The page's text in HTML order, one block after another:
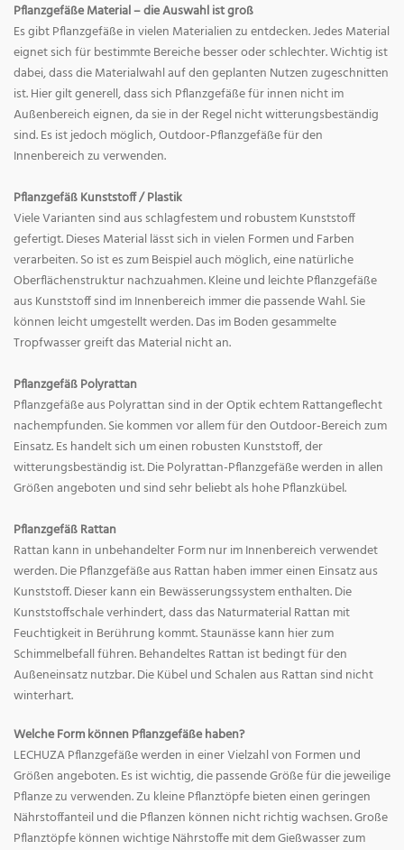
Pflanzgefäße Material – die Auswahl ist groß
Es gibt Pflanzgefäße in vielen Materialien zu entdecken. Jedes Material
eignet sich für bestimmte Bereiche besser oder schlechter. Wichtig ist
dabei, dass die Materialwahl auf den geplanten Nutzen zugeschnitten
ist. Hier gilt generell, dass sich Pflanzgefäße für innen nicht im
Außenbereich eignen, da sie in der Regel nicht witterungsbeständig
sind. Es ist jedoch möglich, Outdoor-Pflanzgefäße für den
Innenbereich zu verwenden.
Pflanzgefäß Kunststoff / Plastik
Viele Varianten sind aus schlagfestem und robustem Kunststoff
gefertigt. Dieses Material lässt sich in vielen Formen und Farben
verarbeiten. So ist es zum Beispiel auch möglich, eine natürliche
Oberflächenstruktur nachzuahmen. Kleine und leichte Pflanzgefäße
aus Kunststoff sind im Innenbereich immer die passende Wahl. Sie
können leicht umgestellt werden. Das im Boden gesammelte
Tropfwasser greift das Material nicht an.
Pflanzgefäß Polyrattan
Pflanzgefäße aus Polyrattan sind in der Optik echtem Rattangeflecht
nachempfunden. Sie kommen vor allem für den Outdoor-Bereich zum
Einsatz. Es handelt sich um einen robusten Kunststoff, der
witterungsbeständig ist. Die Polyrattan-Pflanzgefäße werden in allen
Größen angeboten und sind sehr beliebt als hohe Pflanzkübel.
Pflanzgefäß Rattan
Rattan kann in unbehandelter Form nur im Innenbereich verwendet
werden. Die Pflanzgefäße aus Rattan haben immer einen Einsatz aus
Kunststoff. Dieser kann ein Bewässerungssystem enthalten. Die
Kunststoffschale verhindert, dass das Naturmaterial Rattan mit
Feuchtigkeit in Berührung kommt. Staunässe kann hier zum
Schimmelbefall führen. Behandeltes Rattan ist bedingt für den
Außeneinsatz nutzbar. Die Kübel und Schalen aus Rattan sind nicht
winterhart.
Welche Form können Pflanzgefäße haben?
LECHUZA Pflanzgefäße werden in einer Vielzahl von Formen und
Größen angeboten. Es ist wichtig, die passende Größe für die jeweilige
Pflanze zu verwenden. Zu kleine Pflanztöpfe bieten einen geringen
Nährstoffanteil und die Pflanzen können nicht richtig wachsen. Große
Pflanztöpfe können wichtige Nährstoffe mit dem Gießwasser zum